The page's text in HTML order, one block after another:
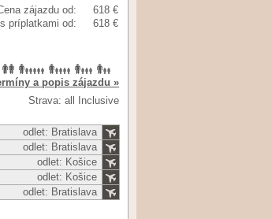
zájazdu od:
618 €
príplatkami od:
618 €
a popis zájazdu »
Strava: all Inclusive
odlet: Bratislava
odlet: Bratislava
odlet: Košice
odlet: Košice
odlet: Bratislava